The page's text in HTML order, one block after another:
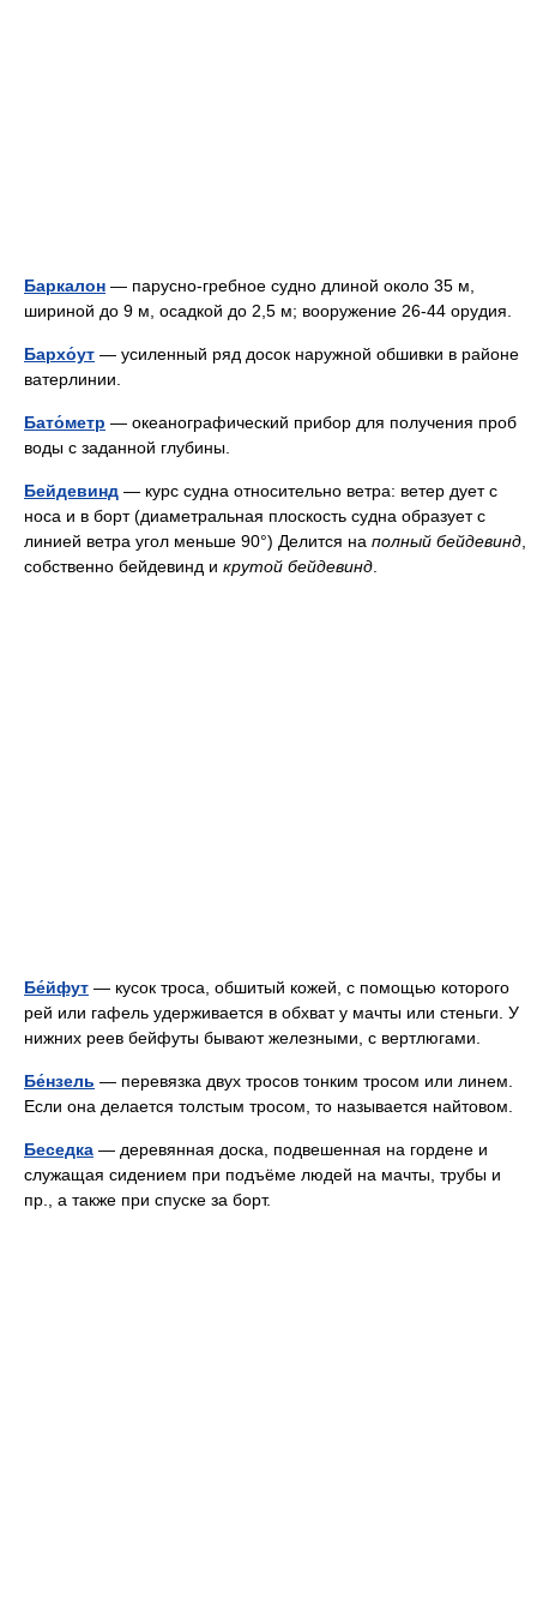
Баркалон — парусно-гребное судно длиной около 35 м,
шириной до 9 м, осадкой до 2,5 м; вооружение 26-44 орудия.
Бархо́ут — усиленный ряд досок наружной обшивки в районе
ватерлинии.
Бато́метр — океанографический прибор для получения проб
воды с заданной глубины.
Бейдевинд — курс судна относительно ветра: ветер дует с
носа и в борт (диаметральная плоскость судна образует с
линией ветра угол меньше 90°) Делится на полный бейдевинд
собственно бейдевинд и крутой бейдевинд
Бе́йфут — кусок троса, обшитый кожей, с помощью которого
рей или гафель удерживается в обхват у мачты или стеньги. У
нижних реев бейфуты бывают железными, с вертлюгами.
Бе́нзель — перевязка двух тросов тонким тросом или линем.
Если она делается толстым тросом, то называется найтовом.
Беседка — деревянная доска, подвешенная на гордене и
служащая сидением при подъёме людей на мачты, трубы и
пр., а также при спуске за борт.